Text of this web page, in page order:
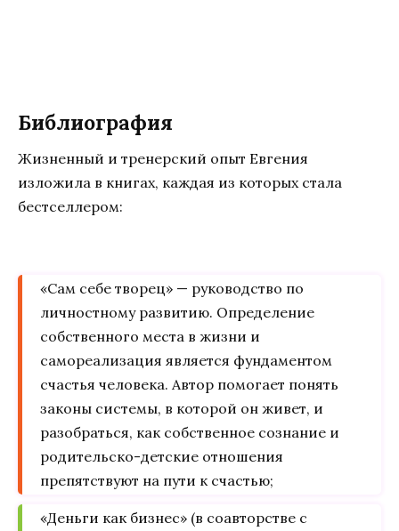
Библиография
Жизненный и тренерский опыт Евгения
изложила в книгах, каждая из которых стала
бестселлером:
«Сам себе творец» — руководство по
личностному развитию. Определение
собственного места в жизни и
самореализация является фундаментом
счастья человека. Автор помогает понять
законы системы, в которой он живет, и
разобраться, как собственное сознание и
родительско-детские отношения
препятствуют на пути к счастью;
«Деньги как бизнес» (в соавторстве с